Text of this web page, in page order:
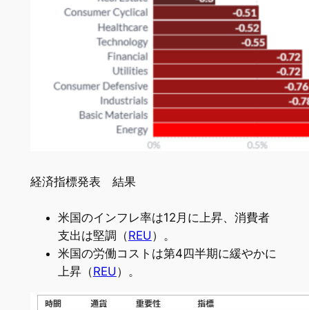
経済指標発表 結果
米国のインフレ率は12月に上昇、消費者
支出は堅調（REU）。
米国の労働コストは第4四半期に緩やかに
上昇（REU）。